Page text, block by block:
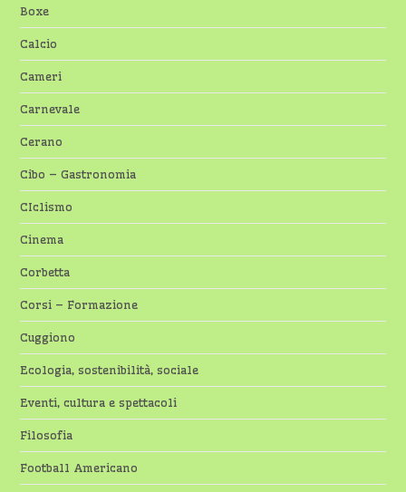
Boxe
Calcio
Cameri
Carnevale
Cerano
Cibo – Gastronomia
CIclismo
Cinema
Corbetta
Corsi – Formazione
Cuggiono
Ecologia, sostenibilità, sociale
Eventi, cultura e spettacoli
Filosofia
Football Americano